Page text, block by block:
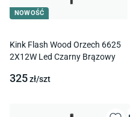
NOWOŚĆ
Kink Flash Wood Orzech 6625
2X12W Led Czarny Brązowy
325zł/szt